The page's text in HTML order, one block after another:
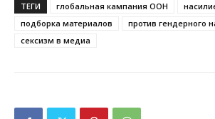
ТЕГИ глобальная кампания ООН
подборка материалов
против гендерного
сексизм в медиа